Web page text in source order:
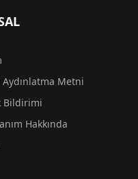
Aydınlatma Metni
Bildirimi
Hakkında